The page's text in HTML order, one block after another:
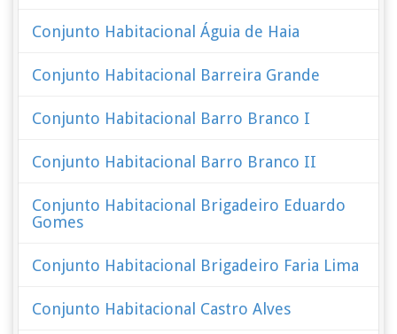
Conjunto Habitacional Águia de Haia
Conjunto Habitacional Barreira Grande
Conjunto Habitacional Barro Branco I
Conjunto Habitacional Barro Branco II
Conjunto Habitacional Brigadeiro Eduardo
Gomes
Conjunto Habitacional Brigadeiro Faria Lima
Conjunto Habitacional Castro Alves